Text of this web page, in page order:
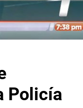
Policía